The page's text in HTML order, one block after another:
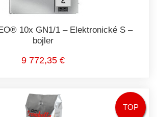
10x GN1/1 – Elektronické S –
bojler
9 772,35 €
TOP